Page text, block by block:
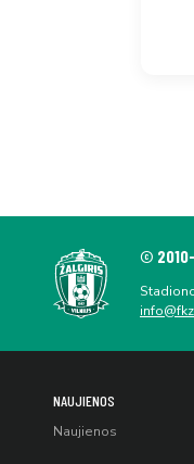
© 2010-
NAUJIENOS
Naujienos